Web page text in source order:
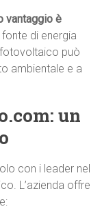
vantaggio è
fonte di energia
può
ambientale e a
un
con i leader nel
L’azienda offre